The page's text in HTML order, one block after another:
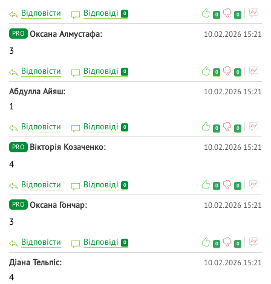
Відповісти Відповіді 0 0 0
PRO Оксана Алмустафа 10.02.2026 15:21
3
Відповісти Відповіді 0 0 0
Абдулла Айяш 10.02.2026 15:21
1
Відповісти Відповіді 0 0 0
PRO Вікторія Козаченко 10.02.2026 15:21
4
Відповісти Відповіді 0 0 0
PRO Оксана Гончар 10.02.2026 15:21
3
Відповісти Відповіді 0 0 0
Діана Тельпіс 10.02.2026 15:21
4